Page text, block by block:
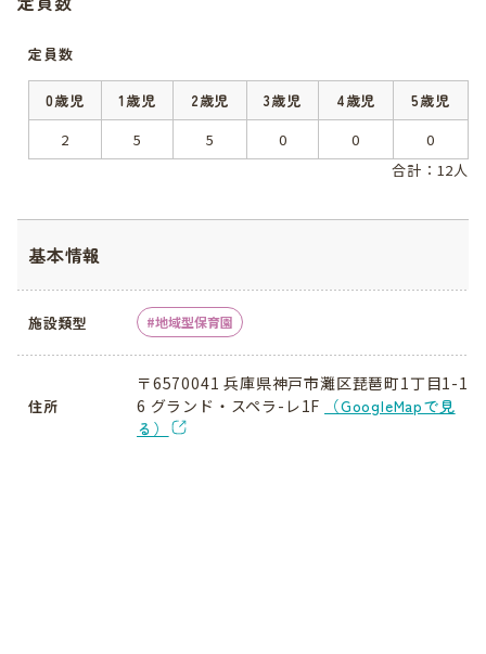
定員数
0歳児 1歳児 2歳児 3歳児 4歳児
5歳児
2
5 5 0 0
0
合計：12人
基本情報
施設類型 地域型保育園
住所
〒6570041 兵庫県神戸市灘区琵琶町1丁目1-1
6 グランド・スペラ-レ1F
（GoogleMapで見
る）